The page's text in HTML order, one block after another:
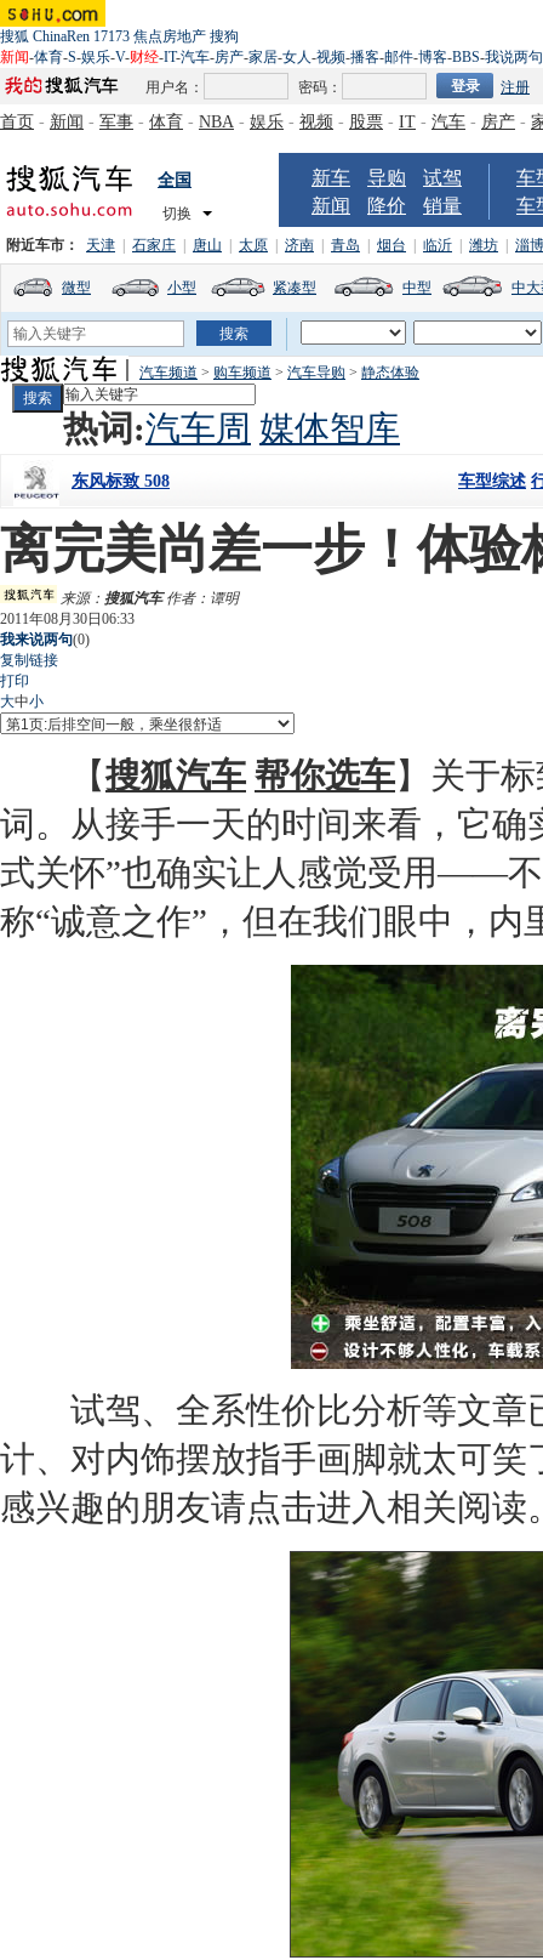
搜狐 ChinaRen 17173 焦点房地产 搜狗
新闻-体育-S-娱乐-V-财经-IT-汽车-房产-家居-女人-视频-播客-邮件-博客-BBS-我说两句
用户名：
密码： 注册
首页 - 新闻 - 军事 - 体育 - NBA - 娱乐 - 视频 - 股票 - IT - 汽车 - 房产 -
全国
切换
新车 导购
试驾
新闻
降价 销量
车
车
附近车市： 天津 石家庄 唐山 太原 济南 青岛 烟台 临沂 潍坊 淄博
微型 小型 紧凑型 中型 中
汽车频道 > 购车频道 > 汽车导购 > 静态体验
热词:汽车周 媒体智库
车型综述
东风标致 508
离完美尚差一步！体验
来源： 搜狐汽车作者：谭明
2011年08月30日06:33
我来说两句(0)
复制链接
打印
大中小
【搜狐汽车 帮你选车】关于
词。从接手一天的时间来看，它
式关怀”也确实让人感觉受用——
称“诚意之作”，但在我们眼中，内
试驾、全系性价比分析等文章
计、对内饰摆放指手画脚就太可
感兴趣的朋友请点击进入相关阅读